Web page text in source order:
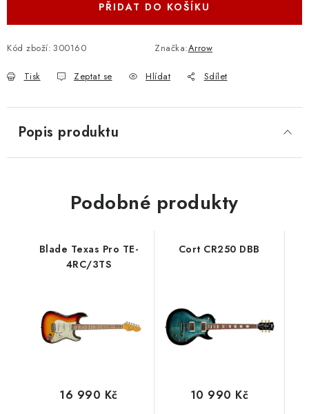
PŘIDAT DO KOŠÍKU
Kód zboží: 300160 Značka:Arrow
Tisk Zeptat se Hlídat Sdílet
Popis produktu
Podobné produkty
Blade Texas Pro TE-
4RC/3TS
16 990 Kč
Cort CR250 DBB
10 990 Kč